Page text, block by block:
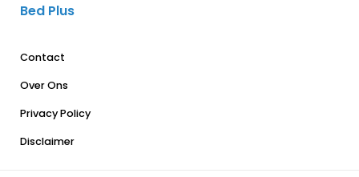
Bed Plus
Contact
Over Ons
Privacy Policy
Disclaimer